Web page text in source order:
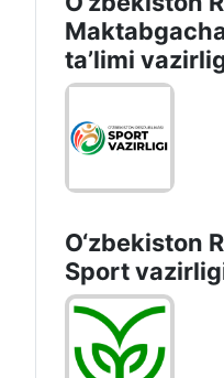
taʼlim, fan va
vazirligi
O‘zbekiston
taʼlimi vazirligi